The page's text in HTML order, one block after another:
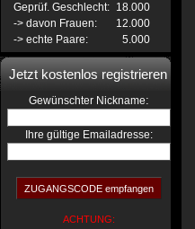
Geprüf. Geschlecht: 18.000
-> davon Frauen:
12.000
-> echte Paare:
5.000
Jetzt kostenlos registrieren
Gewünschter Nickname:
Ihre gültige Emailadresse:
ACHTUNG: